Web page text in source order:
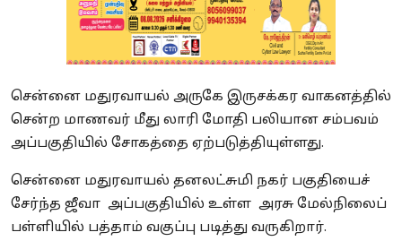
சென்னை மதுரவாயல் அருகே இருசக்கர வாகனத்தில்
சென்ற மாணவர் மீது லாரி மோதி பலியான சம்பவம்
அப்பகுதியில் சோகத்தை ஏற்படுத்தியுள்ளது.
சென்னை மதுரவாயல் தனலட்சுமி நகர் பகுதியைச்
சேர்ந்த ஜீவா அப்பகுதியில் உள்ள அரசு மேல்நிலைப்
பள்ளியில் பத்தாம் வகுப்பு படித்து வருகிறார்.